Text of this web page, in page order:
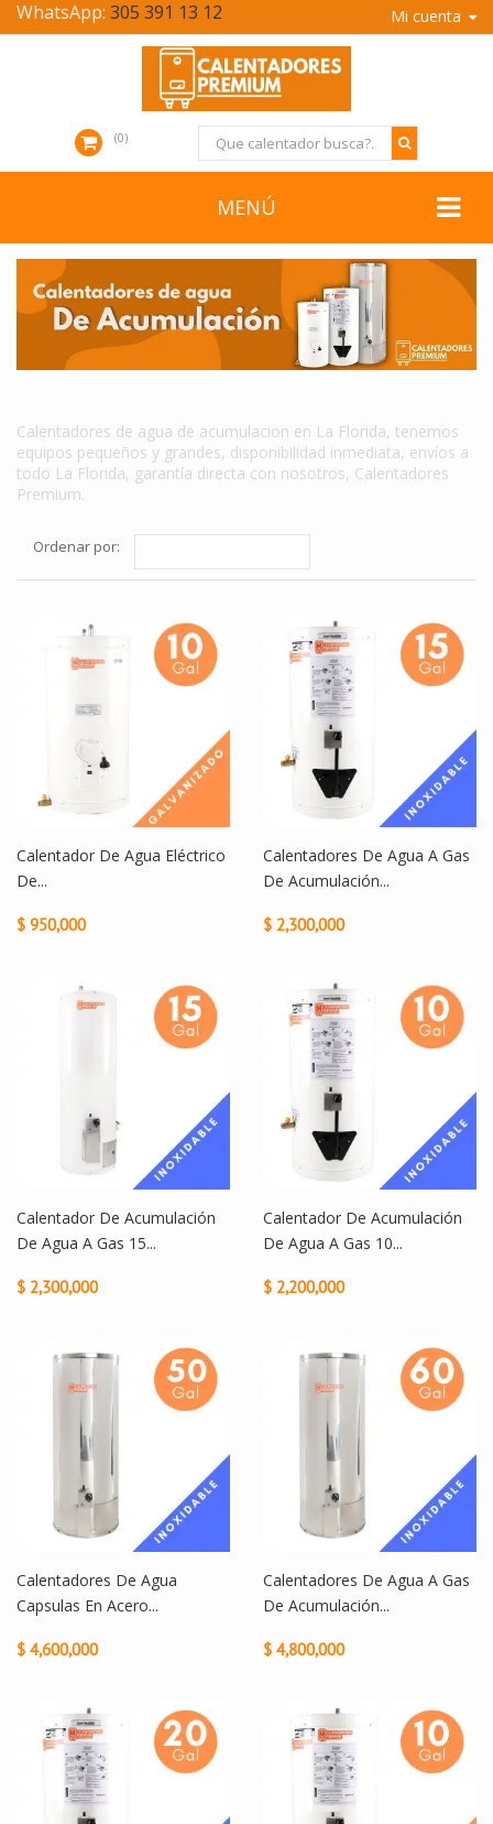
Mi cuenta
WhatsApp: 305 391 13 12
0
MENÚ
Calentadores de agua de acumulacion en La Florida, tenemos
equipos pequeños y grandes, disponibilidad inmediata, envíos a
todo La Florida, garantía directa con nosotros, Calentadores
Premium.
Ordenar por:
Calentador De Agua Eléctrico
De...
$ 950,000
Calentadores De Agua A Gas
De Acumulación...
$ 2,300,000
Calentador De Acumulación
De Agua A Gas 15...
$ 2,300,000
Calentador De Acumulación
De Agua A Gas 10...
$ 2,200,000
Calentadores De Agua
Capsulas En Acero...
$ 4,600,000
Calentadores De Agua A Gas
De Acumulación...
$ 4,800,000